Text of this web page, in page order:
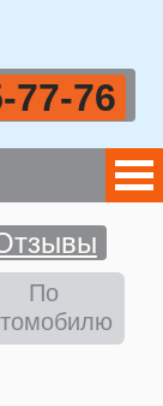
77-76
По